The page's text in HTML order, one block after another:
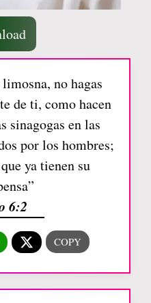
no hagas
de ti, como hacen
sinagogas en las
por los hombres;
ya tienen su
6:2